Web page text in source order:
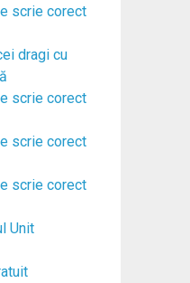
scrie corect
dragi cu
scrie corect
scrie corect
scrie corect
Unit